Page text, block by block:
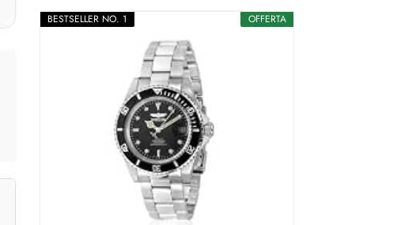
OFFERTA
BESTSELLER NO. 1